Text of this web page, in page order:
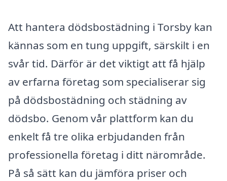
Att hantera dödsbostädning i Torsby kan
kännas som en tung uppgift, särskilt i en
svår tid. Därför är det viktigt att få hjälp
av erfarna företag som specialiserar sig
på dödsbostädning och städning av
dödsbo. Genom vår plattform kan du
enkelt få tre olika erbjudanden från
professionella företag i ditt närområde.
På så sätt kan du jämföra priser och